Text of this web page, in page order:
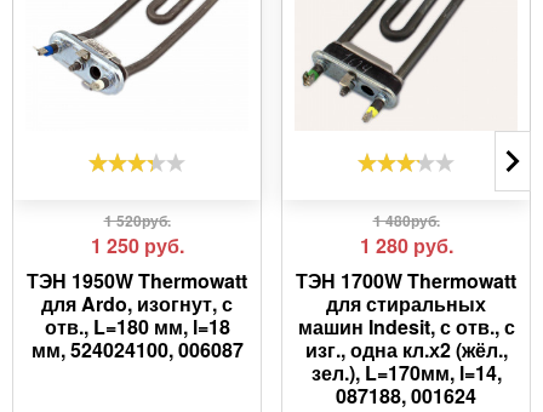
1 520руб.
1 250 руб.
ТЭН 1950W Thermowatt
для Ardo, изогнут, с
отв., L=180 мм, l=18
мм, 524024100, 006087
1 480руб.
1 280 руб.
ТЭН 1700W Thermowatt
для стиральных
машин Indesit, с отв., с
изг., одна кл.х2 (жёл.,
зел.), L=170мм, l=14,
087188, 001624